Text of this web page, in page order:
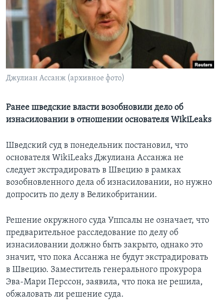
Learning English
СОЦИАЛЬНЫЕ СЕТИ
Джулиан Ассанж (архивное фото)
Ранее шведские власти возобновили дело об
изнасиловании в отношении основателя WikiLeaks
Шведский суд в понедельник постановил, что
основателя WikiLeaks Джулиана Ассанжа не
следует экстрадировать в Швецию в рамках
возобновленного дела об изнасиловании, но нужно
допросить по делу в Великобритании.
Решение окружного суда Уппсалы не означает, что
предварительное расследование по делу об
изнасиловании должно быть закрыто, однако это
значит, что пока Ассанжа не будут экстрадировать
в Швецию. Заместитель генерального прокурора
Эва-Мари Перссон, заявила, что пока не решила,
обжаловать ли решение суда.